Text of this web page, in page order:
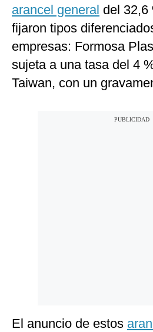
arancel general del 32,6
fijaron tipos
empresas: Formosa
sujeta a una tasa del 4
Taiwan, con un
El anuncio de estos